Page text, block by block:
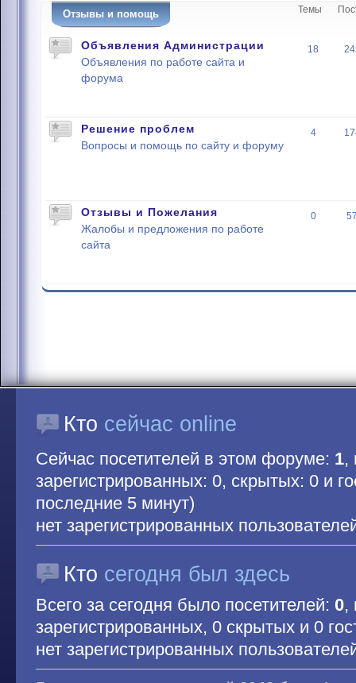
Отзывы и помощь Темы
Объявления Администрации
Объявления по работе сайта и
форума
18
Решение проблем
Вопросы и помощь по сайту и форуму
4
Отзывы и Пожелания
Жалобы и предложения по работе
сайта
0
Кто сейчас online
Сейчас посетителей в этом форуме: 1,
зарегистрированных: 0, скрытых: 0 и
последние 5 минут)
нет зарегистрированных
Кто сегодня был здесь
Всего за сегодня было посетителей: 0,
зарегистрированных, 0 скрытых и 0
нет зарегистрированных